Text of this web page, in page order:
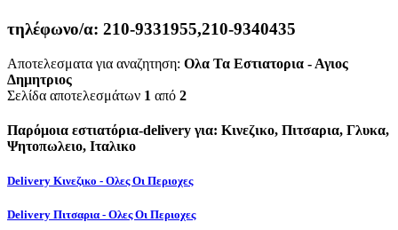
τηλέφωνο/α: 210-9331955,210-9340435
Αποτελεσματα για αναζητηση: Ολα Τα Εστιατορια - Αγιος
Δημητριος
Σελίδα αποτελεσμάτων 1 από 2
Παρόμοια εστιατόρια-delivery για: Κινεζικο, Πιτσαρια, Γλυκα,
Ψητοπωλειο, Ιταλικο
Delivery Κινεζικο - Ολες Οι Περιοχες
Delivery Πιτσαρια - Ολες Οι Περιοχες